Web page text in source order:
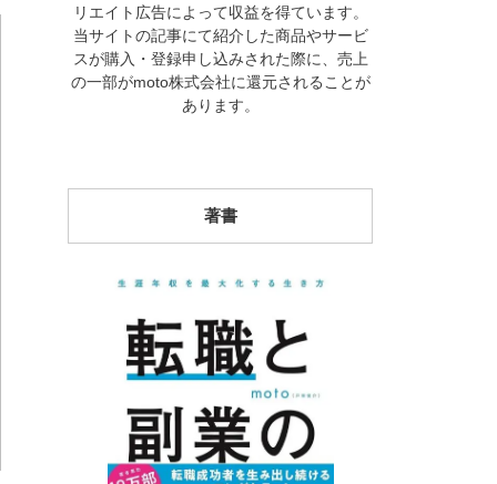
リエイト広告によって収益を得ています。
当サイトの記事にて紹介した商品やサービ
スが購入・登録申し込みされた際に、売上
の一部がmoto株式会社に還元されることが
あります。
著書